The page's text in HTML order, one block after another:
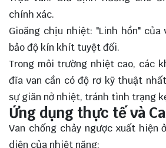
chính xác.
Gioăng chịu nhiệt: "Linh hồn"
bảo độ kín khít tuyệt đối.
Trong môi trường nhiệt cao, các
đĩa van cần có độ rơ kỹ thuật
sự giãn nở nhiệt, tránh tình trạng
Ứng dụng thực tế và
Van chống chảy ngược xuất hiện
diện của nhiệt năng: